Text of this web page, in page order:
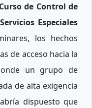
de Control de
Especiales
los hechos
de acceso hacia la
un grupo de
de alta exigencia
dispuesto que